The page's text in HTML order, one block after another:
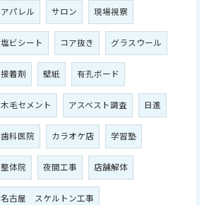
アパレル サロン 現場視察
塩ビシート コア抜き グラスウール
接着剤 壁紙 有孔ボード
木毛セメント アスベスト調査 日進
歯科医院 カラオケ店 学習塾
整体院 夜間工事 店舗解体
名古屋 スケルトン工事